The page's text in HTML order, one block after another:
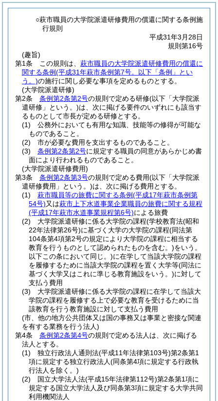
○萩市職員の大学院派遣研修費用の償還に関する条例施
行規則
平成31年3月28日
規則第16号
(趣旨)
第1条
この規則は、 萩市職員の大学院派遣研修費用の償還に
関する条例(平成31年萩市条例第7号。以下「条例」とい
う。)の施行に関し必要な事項を定めるものとする。
(大学院派遣研修)
第2条
条例第2条第2号の規則で定める研修(以下「大学院派
遣研修」という。)は、次に掲げる要件のいずれにも該当す
るものとして市長が定める研修とする。
(1)
公務外においても有用な知識、技能等の修得が可能な
ものであること。
(2)
市が必要な費用を支出するものであること。
(3)
条例第2条第2号に規定する職員の同意があらかじめ書
面により行われるものであること。
(大学院派遣研修費用)
第3条
条例第2条第3号の規則で定める費用(以下「大学院派
遣研修費用」という。)は、次に掲げる費用とする。
(1)
萩市職員等の旅費に関する条例(平成17年萩市条例第
54号)又は萩市上下水道事業企業職員の旅費に関する規程
(平成17年萩市水道事業規程第6号)による旅費
(2)
大学院派遣研修に係る大学院の課程(学校教育法(昭和
22年法律第26号)に基づく大学の大学院の課程(同法第
104条第4項第2号の規定により大学院の課程に相当する
教育を行うものとして認められたものを含む。)をいう。
以下この条において同じ。)に在学して当該大学院の課程
を履修するために当該大学院の課程を置く大学等(同法に
基づく大学又はこれに準じる教育施設をいう。)に対して
支払う費用
(3)
大学院派遣研修に係る大学院の課程に在学して当該大
学院の課程を履修する上で必要な教育を受けるために当
該教育を行う教育施設に対して支払う費用
(市、他の地方公共団体又は国の事務又は事業と密接な関連
を有する業務を行う法人)
第4条
条例第2条第4号の規則で定める法人は、次に掲げる
法人とする。
(1)
独立行政法人通則法(平成11年法律第103号)第2条第1
項に規定する独立行政法人(同条第4項に規定する行政執
行法人を除く。)
(2)
国立大学法人法(平成15年法律第112号)第2条第1項に
規定する国立大学法人及び同条第3項に規定する大学共同
利用機関法人